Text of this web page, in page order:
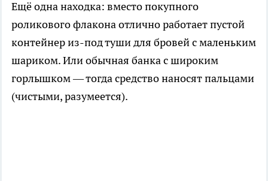
Ещё одна находка: вместо покупного
роликового флакона отлично работает пустой
контейнер из-под туши для бровей с маленьким
шариком. Или обычная банка с широким
горлышком — тогда средство наносят пальцами
(чистыми, разумеется).